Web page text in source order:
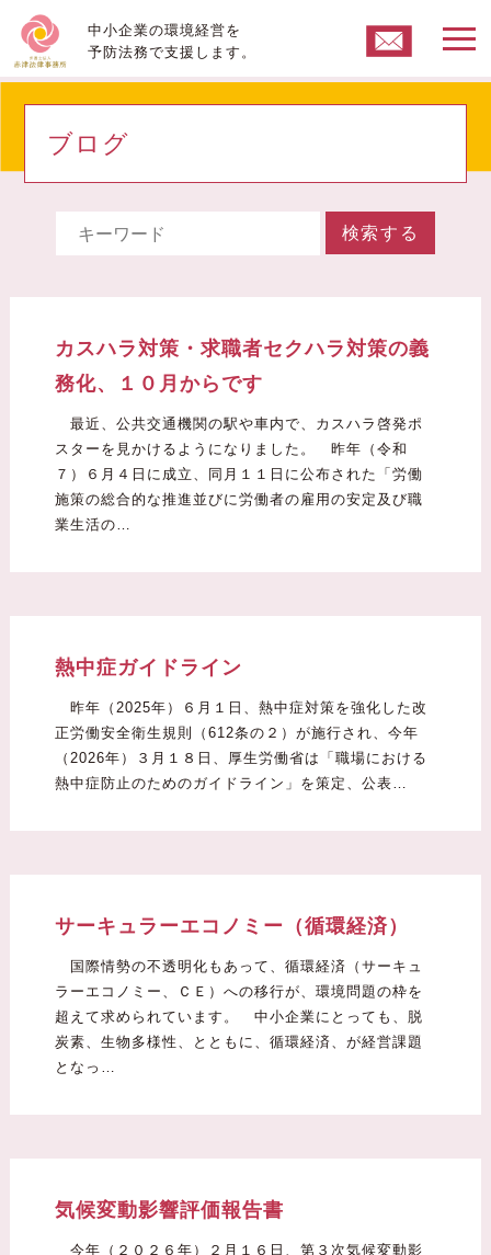
中小企業の環境経営を
予防法務で支援します。
ブログ
検索する
カスハラ対策・求職者セクハラ対策の義
務化、１０月からです
最近、公共交通機関の駅や車内で、カスハラ啓発ポ
スターを見かけるようになりました。 昨年（令和
７）６月４日に成立、同月１１日に公布された「労働
施策の総合的な推進並びに労働者の雇用の安定及び職
業生活の…
熱中症ガイドライン
昨年（2025年）６月１日、熱中症対策を強化した改
正労働安全衛生規則（612条の２）が施行され、今年
（2026年）３月１８日、厚生労働省は「職場における
熱中症防止のためのガイドライン」を策定、公表…
サーキュラーエコノミー（循環経済）
国際情勢の不透明化もあって、循環経済（サーキュ
ラーエコノミー、ＣＥ）への移行が、環境問題の枠を
超えて求められています。 中小企業にとっても、脱
炭素、生物多様性、とともに、循環経済、が経営課題
となっ…
気候変動影響評価報告書
今年（２０２６年）２月１６日、第３次気候変動影